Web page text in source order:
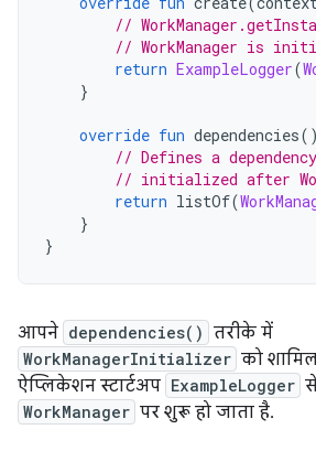
//
// WorkManager is
return ExampleLogger(
}
override fun dependencies
// Defines a
// initialized after
return listOf(
}
}
आपने dependencies() तरीके में
WorkManagerInitializer को
ऐप्लिकेशन स्टार्टअप ExampleLogger
WorkManager पर शुरू हो जाता है.